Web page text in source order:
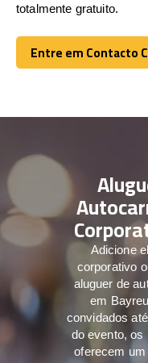
totalmente gratuito.
Entre em Contacto
Entre em Contacto
Adicione
corporativo
aluguer de
em
convidados
do evento,
oferecem